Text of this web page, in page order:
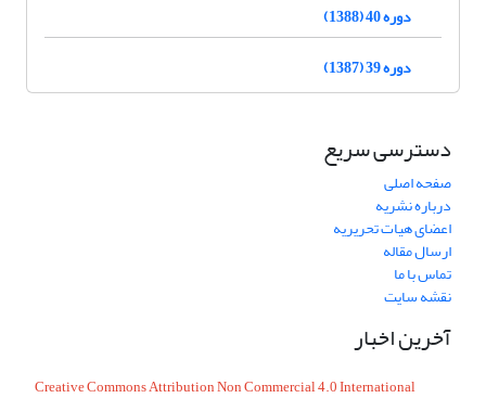
دوره 40 (1388)
دوره 39 (1387)
دسترسی سریع
صفحه اصلی
درباره نشریه
اعضای هیات تحریریه
ارسال مقاله
تماس با ما
نقشه سایت
آخرین اخبار
Creative Commons Attribution Non Commercial 4.0 International